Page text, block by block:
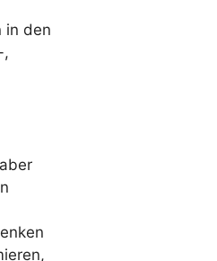
in den
,